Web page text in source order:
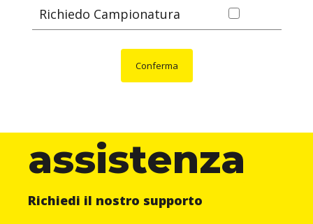
Richiedo Campionatura
Conferma
assistenza
Richiedi il nostro supporto